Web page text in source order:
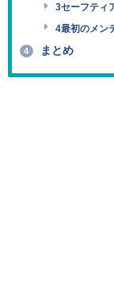
3セーフティ
4最初のメン
4 まとめ